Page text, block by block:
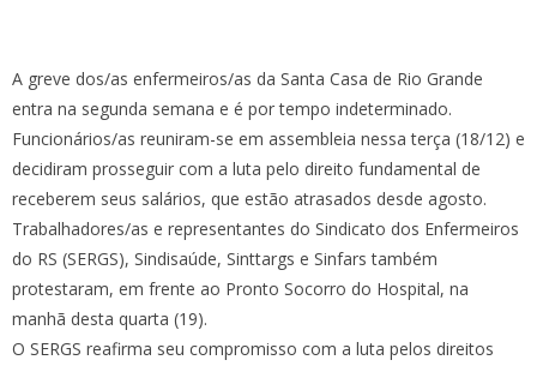
A greve dos/as enfermeiros/as da Santa Casa de Rio Grande
entra na segunda semana e é por tempo indeterminado.
Funcionários/as reuniram-se em assembleia nessa terça (18/12) e
decidiram prosseguir com a luta pelo direito fundamental de
receberem seus salários, que estão atrasados desde agosto.
Trabalhadores/as e representantes do Sindicato dos Enfermeiros
do RS (SERGS), Sindisaúde, Sinttargs e Sinfars também
protestaram, em frente ao Pronto Socorro do Hospital, na
manhã desta quarta (19).
O SERGS reafirma seu compromisso com a luta pelos direitos